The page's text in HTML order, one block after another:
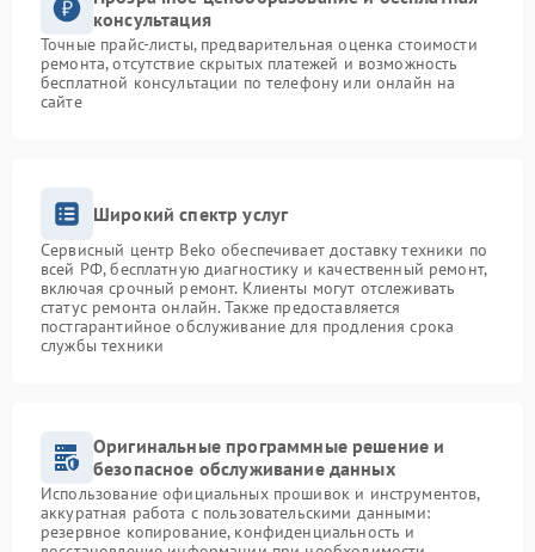
консультация
Точные прайс-листы, предварительная оценка стоимости
ремонта, отсутствие скрытых платежей и возможность
бесплатной консультации по телефону или онлайн на
сайте
Широкий спектр услуг
Сервисный центр Beko обеспечивает доставку техники по
всей РФ, бесплатную диагностику и качественный ремонт,
включая срочный ремонт. Клиенты могут отслеживать
статус ремонта онлайн. Также предоставляется
постгарантийное обслуживание для продления срока
службы техники
Оригинальные программные решение и
безопасное обслуживание данных
Использование официальных прошивок и инструментов,
аккуратная работа с пользовательскими данными:
резервное копирование, конфиденциальность и